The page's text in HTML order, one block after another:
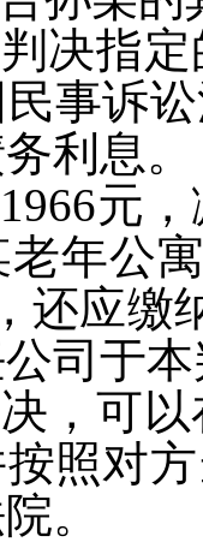
决指
事诉
利息。
1966元
年公
还应缴
司于
，可
照对
。